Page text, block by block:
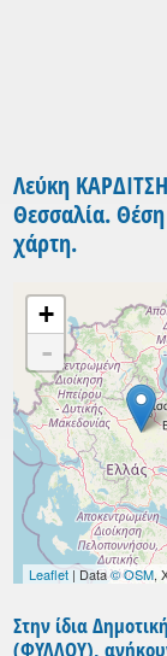
Λεύκη
Θεσσαλία.
χάρτη.
+
-
Leaflet| Data© OSM,
Στην ίδια
(ΦΥΛΛΟΥ),